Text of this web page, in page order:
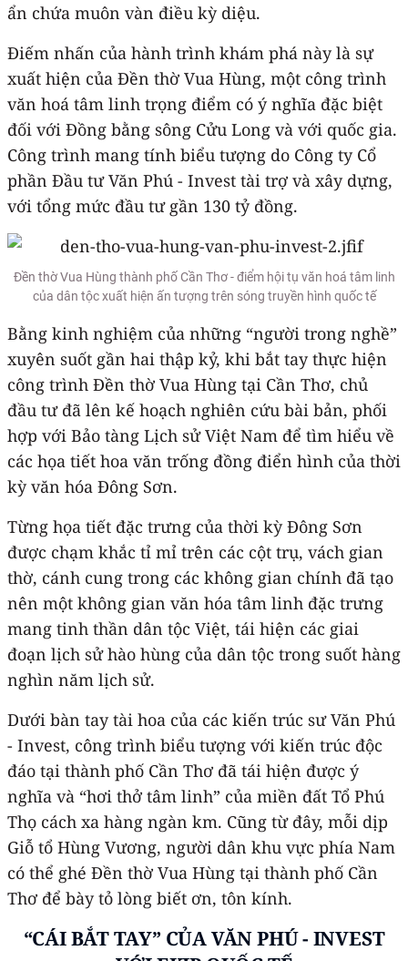
ẩn chứa muôn vàn điều kỳ diệu.
Điếm nhấn của hành trình khám phá này là sự
xuất hiện của Đền thờ Vua Hùng, một công trình
văn hoá tâm linh trọng điểm có ý nghĩa đặc biệt
đối với Đồng bằng sông Cửu Long và với quốc gia.
Công trình mang tính biểu tượng do Công ty Cổ
phần Đầu tư Văn Phú - Invest tài trợ và xây dựng,
với tổng mức đầu tư gần 130 tỷ đồng.
Đền thờ Vua Hùng thành phố Cần Thơ - điểm hội tụ văn hoá tâm linh
của dân tộc xuất hiện ấn tượng trên sóng truyền hình quốc tế
Bằng kinh nghiệm của những “người trong nghề”
xuyên suốt gần hai thập kỷ, khi bắt tay thực hiện
công trình Đền thờ Vua Hùng tại Cần Thơ, chủ
đầu tư đã lên kế hoạch nghiên cứu bài bản, phối
hợp với Bảo tàng Lịch sử Việt Nam để tìm hiểu về
các họa tiết hoa văn trống đồng điển hình của thời
kỳ văn hóa Đông Sơn.
Từng họa tiết đặc trưng của thời kỳ Đông Sơn
được chạm khắc tỉ mỉ trên các cột trụ, vách gian
thờ, cánh cung trong các không gian chính đã tạo
nên một không gian văn hóa tâm linh đặc trưng
mang tinh thần dân tộc Việt, tái hiện các giai
đoạn lịch sử hào hùng của dân tộc trong suốt hàng
nghìn năm lịch sử.
Dưới bàn tay tài hoa của các kiến trúc sư Văn Phú
- Invest, công trình biểu tượng với kiến trúc độc
đáo tại thành phố Cần Thơ đã tái hiện được ý
nghĩa và “hơi thở tâm linh” của miền đất Tổ Phú
Thọ cách xa hàng ngàn km. Cũng từ đây, mỗi dịp
Giỗ tổ Hùng Vương, người dân khu vực phía Nam
có thể ghé Đền thờ Vua Hùng tại thành phố Cần
Thơ để bày tỏ lòng biết ơn, tôn kính.
“CÁI BẮT TAY” CỦA VĂN PHÚ - INVEST